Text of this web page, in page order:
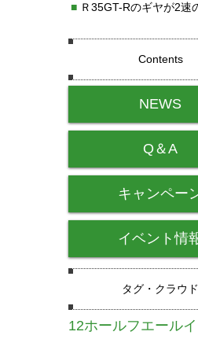
■Ｒ35GT-Rのギヤが2速のまま変速し
Contents
NEWS
Q＆A
キャンペー
イベント情
タグ・クラウド
12ホールフエール